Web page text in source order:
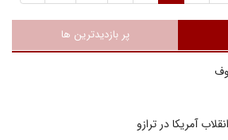
پر بازدیدترین ها
آمریکا در ترازو